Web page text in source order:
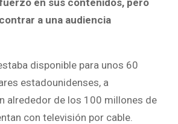
a una audiencia
disponible para unos 60
estadounidenses, a
alrededor de los 100 millones de
con televisión por cable.